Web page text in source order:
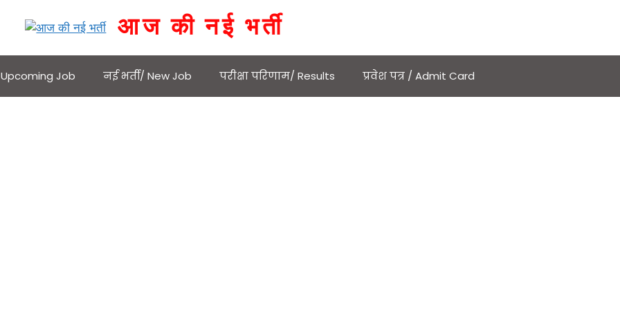
आज की नई भर्ती
Job नई भर्ती/ New Job परीक्षा परिणाम/ Results प्रवेश पत्र / Admit Card